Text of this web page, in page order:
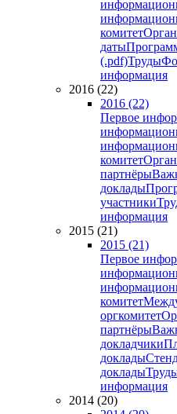
комитет
даты
(.pdf)Труды
информация
2016 (22)
2016 (22)
Первое
комитет
партнёры
доклады
участники
информация
2015 (21)
2015 (21)
Первое
комитет
оргкомитет
партнёры
докладчики
доклады
доклады
информация
2014 (20)